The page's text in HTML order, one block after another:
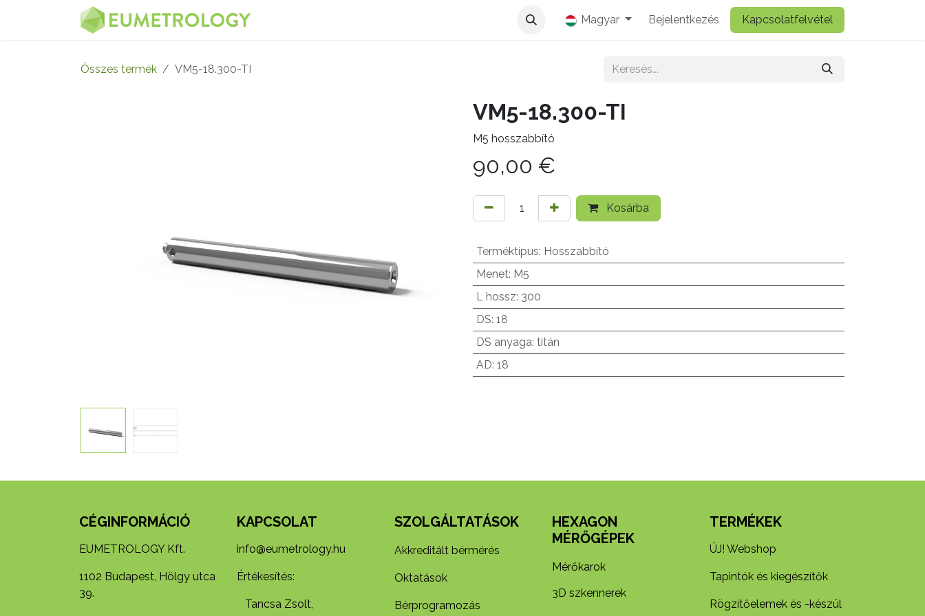
Kihagyás és továbblépés a tartalomhoz
Magyar Bejelentkezés Kapcsolatfelvétel
Összes termék VM5-18.300-TI
VM5-18.300-TI
M5 hosszabbító
90,00 €
Kosárba
Terméktípus: Hosszabbító
Menet: M5
L hossz: 300
DS: 18
DS anyaga: titán
AD: 18
CÉGINFORMÁCIÓ
EUMETROLOGY Kft.
1102 Budapest, Hölgy utca
39.
KAPCSOLAT
info@eumetrology.hu
Értékesítés:
Tancsa Zsolt,
SZOLGÁLTATÁSOK
Akkreditált bérmérés
Oktatások
Bérprogramozás
HEXAGON
MÉRŐGÉPEK
Mérőkarok
3D szkennerek
TERMÉKEK
ÚJ! Webshop
Tapintók és kiegészítők
Rögzítőelemek és -készül​